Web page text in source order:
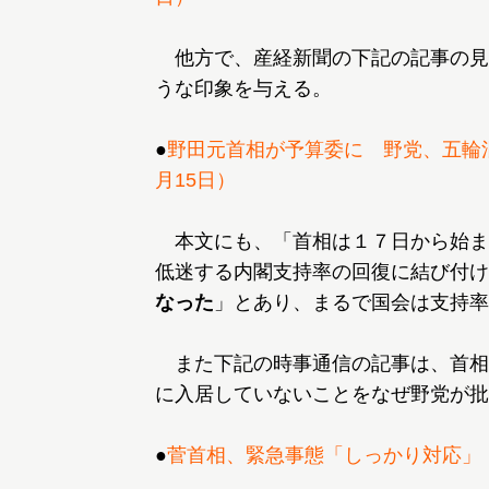
他方で、産経新聞の下記の記事の
うな印象を与える。
●野田元首相が予算委に 野党、五輪
月15日）
本文にも、「首相は１７日から始
低迷する内閣支持率の回復に結び付
なった 」とあり、まるで国会は支持
また下記の時事通信の記事は、首
に入居していないことをなぜ野党が
●菅首相、緊急事態「しっかり対応